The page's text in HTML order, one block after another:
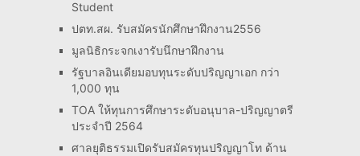
Student
ปตท.สผ. รับสมัครนักศึกษาฝึกงาน2556
มูลนิธิกระจกเงารับนึกษาฝึกงาน
รัฐบาลอินเดียมอบทุนระดับปริญญาเอก กว่า
1,000 ทุน
TOA ให้ทุนการศึกษาระดับอนุบาล-ปริญญาตรี
ประจำปี 2564
ศาลยุติธรรมเปิดรับสมัครทุนปริญญาโท ด้าน